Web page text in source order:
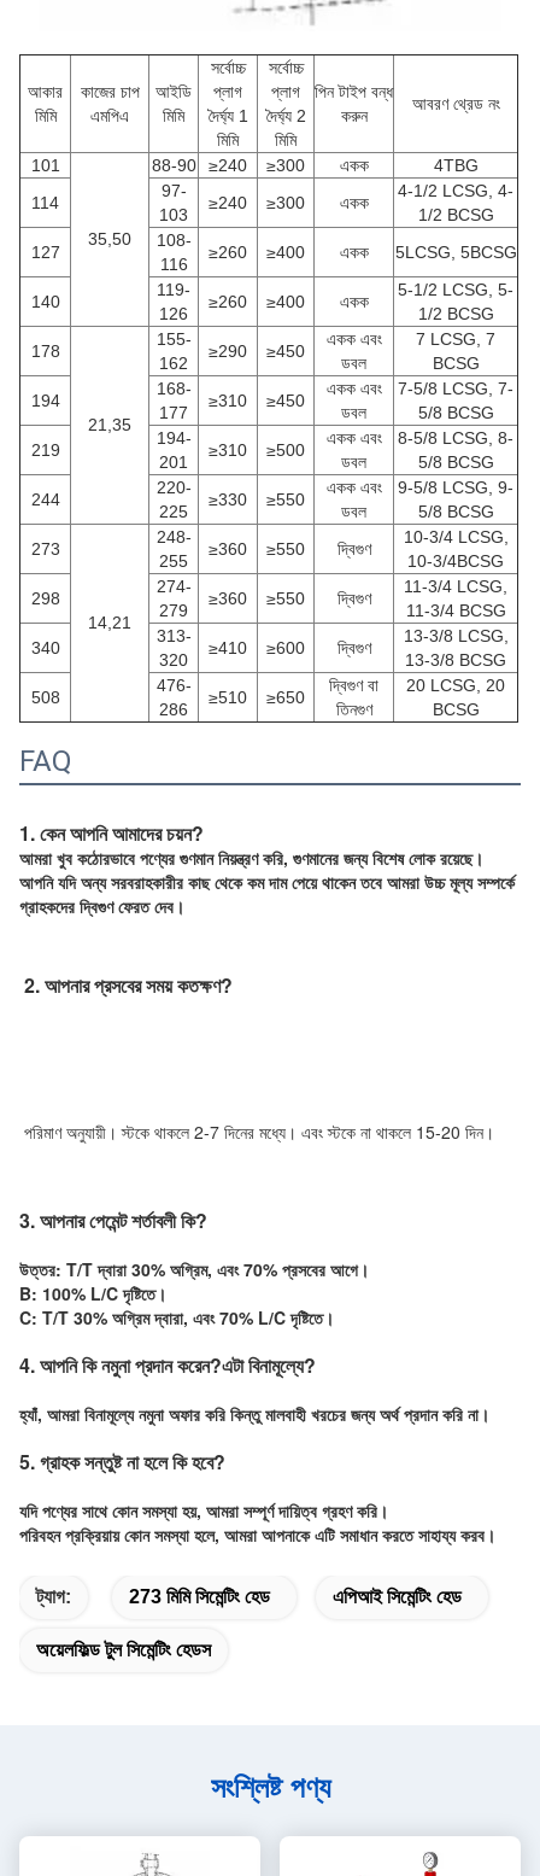
আকার
মিমি
কাজের চাপ
এমপিএ
আইডি
মিমি
সর্বোচ্চ
প্লাগ
দৈর্ঘ্য 1
মিমি
সর্বোচ্চ
প্লাগ
দৈর্ঘ্য 2
মিমি
পিন টাইপ বন্ধ
করুন
আবরণ থ্রেড নং
101
35,50
88-90 ≥240 ≥300 একক
4TBG
114
97-
103
≥240 ≥300 একক
4-1/2 LCSG, 4-
1/2 BCSG
127
108-
116
≥260 ≥400 একক 5LCSG, 5BCSG
140
119-
126
≥260 ≥400 একক
5-1/2 LCSG, 5-
1/2 BCSG
178
21,35
155-
162
≥290 ≥450
একক এবং
ডবল
7 LCSG, 7
BCSG
194
168-
177
≥310 ≥450
একক এবং
ডবল
7-5/8 LCSG, 7-
5/8 BCSG
219
194-
201
≥310 ≥500
একক এবং
ডবল
8-5/8 LCSG, 8-
5/8 BCSG
244
220-
225
≥330 ≥550
একক এবং
ডবল
9-5/8 LCSG, 9-
5/8 BCSG
273
14,21
248-
255
≥360 ≥550 দ্বিগুণ
10-3/4 LCSG,
10-3/4BCSG
298
274-
279
≥360 ≥550 দ্বিগুণ
11-3/4 LCSG,
11-3/4 BCSG
340
313-
320
≥410 ≥600 দ্বিগুণ
13-3/8 LCSG,
13-3/8 BCSG
508
476-
286
≥510 ≥650
দ্বিগুণ বা
তিনগুণ
20 LCSG, 20
BCSG
FAQ
1. কেন আপনি আমাদের চয়ন?
আমরা খুব কঠোরভাবে পণ্যের গুণমান নিয়ন্ত্রণ করি, গুণমানের জন্য বিশেষ লোক রয়েছে।
আপনি যদি অন্য সরবরাহকারীর কাছ থেকে কম দাম পেয়ে থাকেন তবে আমরা উচ্চ মূল্য সম্পর্কে
গ্রাহকদের দ্বিগুণ ফেরত দেব।
2. আপনার প্রসবের সময় কতক্ষণ?
পরিমাণ অনুযায়ী। স্টকে থাকলে 2-7 দিনের মধ্যে। এবং স্টকে না থাকলে 15-20 দিন।
3. আপনার পেমেন্ট শর্তাবলী কি?
উত্তর: T/T দ্বারা 30% অগ্রিম, এবং 70% প্রসবের আগে।
B: 100% L/C দৃষ্টিতে।
C: T/T 30% অগ্রিম দ্বারা, এবং 70% L/C দৃষ্টিতে।
4. আপনি কি নমুনা প্রদান করেন?এটা বিনামূল্যে?
হ্যাঁ, আমরা বিনামূল্যে নমুনা অফার করি কিন্তু মালবাহী খরচের জন্য অর্থ প্রদান করি না।
5. গ্রাহক সন্তুষ্ট না হলে কি হবে?
যদি পণ্যের সাথে কোন সমস্যা হয়, আমরা সম্পূর্ণ দায়িত্ব গ্রহণ করি।
পরিবহন প্রক্রিয়ায় কোন সমস্যা হলে, আমরা আপনাকে এটি সমাধান করতে সাহায্য করব।
ট্যাগ: 273 মিমি সিমেন্টিং হেড এপিআই সিমেন্টিং হেড
অয়েলফিল্ড টুল সিমেন্টিং হেডস
সংশ্লিষ্ট পণ্য